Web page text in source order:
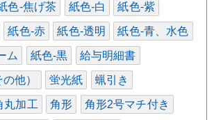
色-焦げ茶 紙色-白 紙色-紫
紙色-赤 紙色-透明 紙色-青、水色
ム 紙色-黒 給与明細書
他） 蛍光紙 蝋引き
丸加工 角形 角形2号マチ付き